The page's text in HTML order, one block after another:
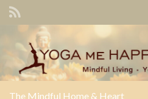
Search for:
The Mindful Home & Heart